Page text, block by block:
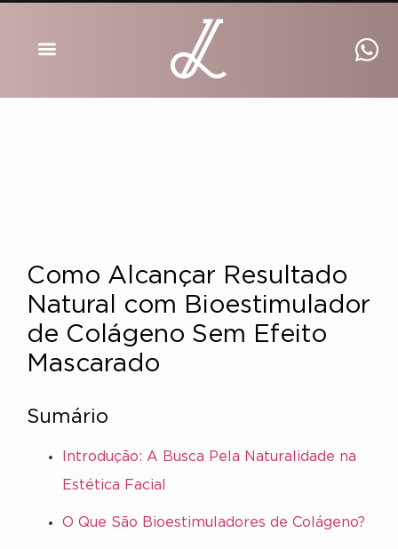
Como Alcançar Resultado
Natural com Bioestimulador
de Colágeno Sem Efeito
Mascarado
Sumário
Introdução: A Busca Pela Naturalidade na
Estética Facial
O Que São Bioestimuladores de Colágeno?